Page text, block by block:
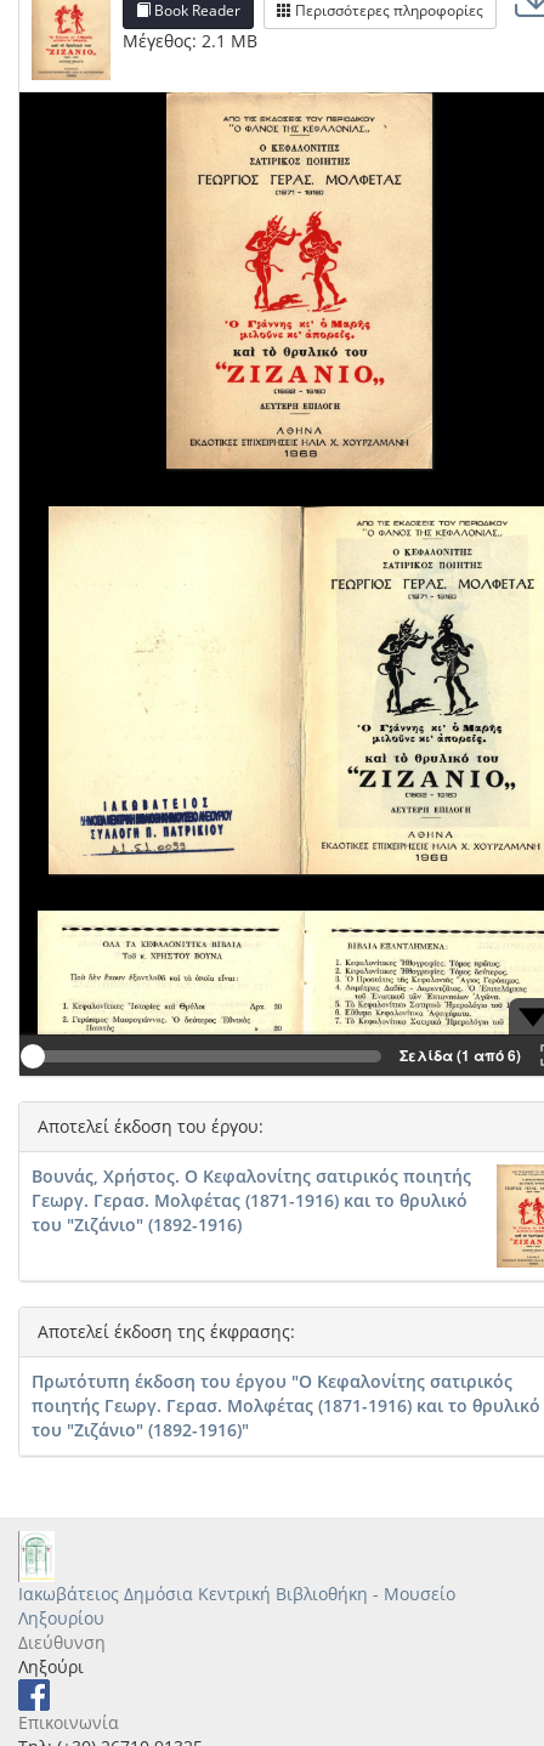
Book Reader Περισσότερες πληροφορίες
Μέγεθος: 2.1 MB
Σελίδα (1 από 6)
Αποτελεί έκδοση του έργου:
Βουνάς, Χρήστος. Ο Κεφαλονίτης σατιρικός ποιητής
Γεωργ. Γερασ. Μολφέτας (1871-1916) και το θρυλικό
του "Ζιζάνιο" (1892-1916)
Αποτελεί έκδοση της έκφρασης:
Πρωτότυπη έκδοση του έργου "Ο Κεφαλονίτης σατιρικός
ποιητής Γεωργ. Γερασ. Μολφέτας (1871-1916) και το θρυλικό
του "Ζιζάνιο" (1892-1916)"
Ιακωβάτειος Δημόσια Κεντρική Βιβλιοθήκη - Μουσείο
Ληξουρίου
Διεύθυνση
Ληξούρι
Επικοινωνία